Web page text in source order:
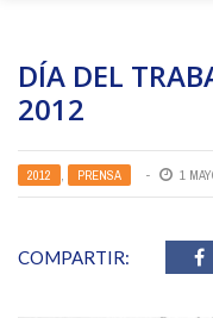
DÍA DEL
2012
2012 , PRENSA 1
COMPARTIR: